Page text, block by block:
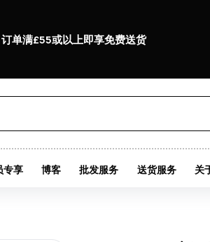
订单满£55或以上即享免费送货
专享 博客 批发服务 送货服务 关